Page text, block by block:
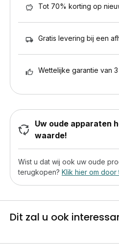
Tot 70% korting op
Gratis levering bij een
Wettelijke garantie van
Uw oude apparaten
waarde!
Wist u dat wij ook uw oude
terugkopen? Klik hier om door
Dit zal u ook